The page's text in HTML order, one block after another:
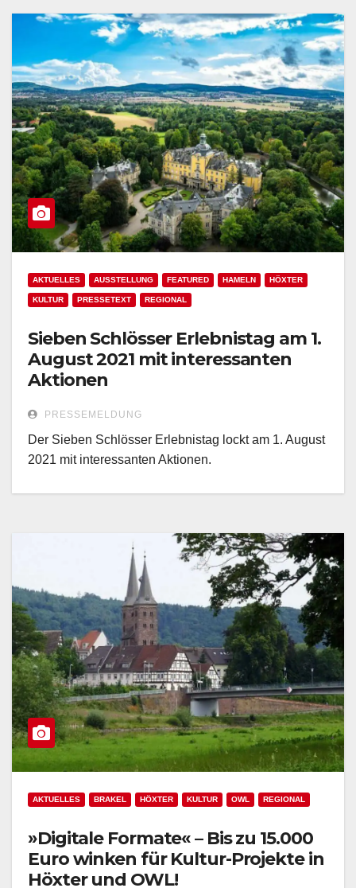
AKTUELLES AUSSTELLUNG FEATURED HAMELN HÖXTER
KULTUR PRESSETEXT REGIONAL
Sieben Schlösser Erlebnistag am 1.
August 2021 mit interessanten
Aktionen
PRESSEMELDUNG
Der Sieben Schlösser Erlebnistag lockt am 1. August
2021 mit interessanten Aktionen.
AKTUELLES BRAKEL HÖXTER KULTUR OWL REGIONAL
»Digitale Formate« – Bis zu 15.000
Euro winken für Kultur-Projekte in
Höxter und OWL!